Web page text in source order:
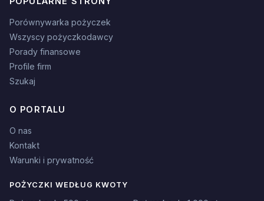
Porównywarka pożyczek
Wszyscy pożyczkodawcy
Porady finansowe
Profile firm
Szukaj
O PORTALU
O nas
Kontakt
Warunki i prywatność
POŻYCZKI WEDŁUG KWOTY